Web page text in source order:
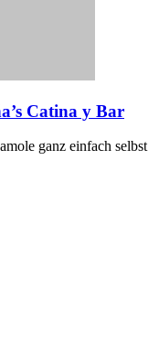
Catina y Bar
ganz einfach selbst